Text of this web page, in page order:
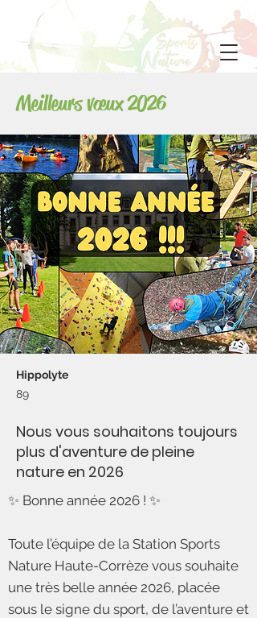
Hippolyte
89
Nous vous souhaitons toujours
plus d'aventure de pleine
nature en 2026
✨ Bonne année 2026 ! ✨
Toute l’équipe de la Station Sports
Nature Haute-Corrèze vous souhaite
une très belle année 2026, placée
sous le signe du sport, de l’aventure et
Meilleurs vœux 2026